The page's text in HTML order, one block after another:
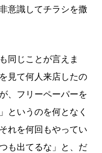
意識してチラシを撒
同じことが言えま
見て何人来店したの
、フリーペーパーを
というのを何となく
れを何回もやってい
も出てるな」と、だ